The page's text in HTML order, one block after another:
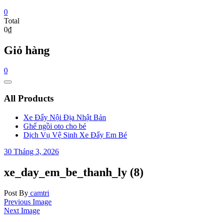
0
Total
0₫
Giỏ hàng
0
Catalog
All Products
Xe Đẩy Nội Địa Nhật Bản
Ghế ngồi oto cho bé
Dịch Vụ Vệ Sinh Xe Đẩy Em Bé
30 Tháng 3, 2026
xe_day_em_be_thanh_ly (8)
Post By camtri
Previous Image
Next Image